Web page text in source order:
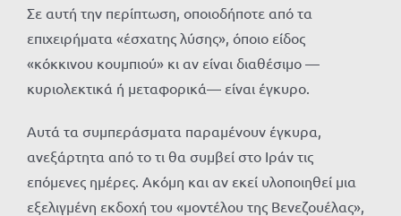
Σε αυτή την περίπτωση, οποιοδήποτε από τα
επιχειρήματα «έσχατης λύσης», όποιο είδος
«κόκκινου κουμπιού» κι αν είναι διαθέσιμο —
κυριολεκτικά ή μεταφορικά— είναι έγκυρο.
Αυτά τα συμπεράσματα παραμένουν έγκυρα,
ανεξάρτητα από το τι θα συμβεί στο Ιράν τις
επόμενες ημέρες. Ακόμη και αν εκεί υλοποιηθεί μια
εξελιγμένη εκδοχή του «μοντέλου της Βενεζουέλας»,